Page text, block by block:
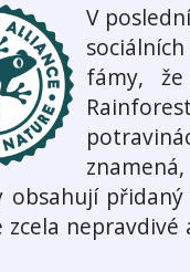
V
fámy,
obsahují
zcela nepravdivé